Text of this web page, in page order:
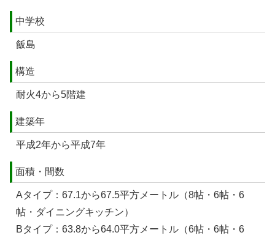
中学校
飯島
構造
耐火4から5階建
建築年
平成2年から平成7年
面積・間数
Aタイプ：67.1から67.5平方メートル（8帖・6帖・6
帖・ダイニングキッチン）
Bタイプ：63.8から64.0平方メートル（6帖・6帖・6